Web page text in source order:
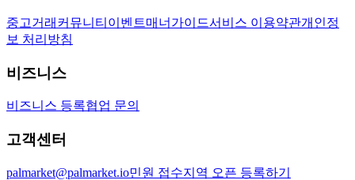
중고거래 커뮤니티 이벤트매너가이드서비스 이용약관개인정
보 처리방침
비즈니스
비즈니스 등록협업 문의
고객센터
palmarket@palmarket.io민원 접수지역 오픈 등록하기